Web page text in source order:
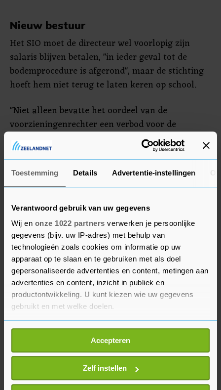
Toestemming Details Advertentie-instellingen
Verantwoord gebruik van uw gegevens
Wij en onze 1022 partners verwerken je persoonlijke
gegevens (bijv. uw IP-adres) met behulp van
technologieën zoals cookies om informatie op uw
apparaat op te slaan en te gebruiken met als doel
gepersonaliseerde advertenties en content, metingen aan
advertenties en content, inzicht in publiek en
productontwikkeling. U kunt kiezen wie uw gegevens
gebruikt en met welke doelen.
Als u het toestaat, willen we ook graag:
Informatie verzamelen over uw geografische
locatie, die tot een paar meter nauwkeurig kan zijn
Uw apparaat identificeren door het actief te
scannen op specifieke eigenschappen (fingerprinting)
Accepteren
Zelf instellen
Nieuw bestuur
Het SIO moet de directeur wel voorlopig zijn
salaris blijven betalen, "in ieder geval tot de
bodemprocedure is afgerond", maar de stichting
hoeft hem niet terug te laten keren op school.
"Niet alleen bevatte het oordeel van de
voorzieningenrechter een verbod voor de
directeur om de school nog langer te betreden,
ook is er een vergaand gebrek aan draagvlak
voor de directeur onder de leraren en de ouders.
Bovendien is de verhouding tussen de stichting
Recent is een nieuw bestuur aangesteld bij het
Haga. De reuring begon vorig jaar maart, nadat
de islamitische middelbare school door de
inlichtingendienst AIVD ervan was beticht
banden te hebben met extremistische figuren.
Toenmalig directeur-bestuurder Atasoy weigerde
op te stappen en raakte verwikkeld in gedoe met
onderwijsminister Arie Slob, de
onderwijsinspectie, medebestuursleden en het